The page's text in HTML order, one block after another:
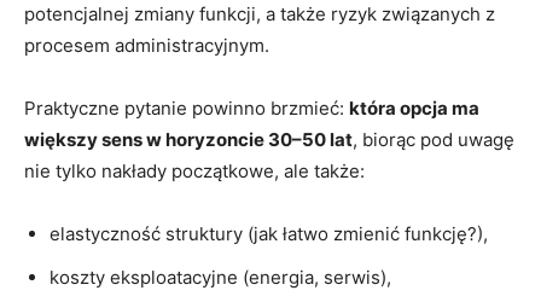
potencjalnej zmiany funkcji, a także ryzyk związanych z
procesem administracyjnym.
Praktyczne pytanie powinno brzmieć: która opcja ma
większy sens w horyzoncie 30–50 lat, biorąc pod uwagę
nie tylko nakłady początkowe, ale także:
elastyczność struktury (jak łatwo zmienić funkcję?),
koszty eksploatacyjne (energia, serwis),